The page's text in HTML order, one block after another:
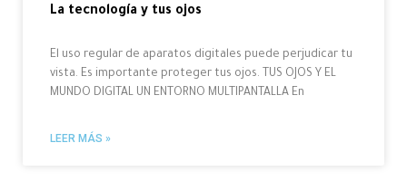
La tecnología y tus ojos
El uso regular de aparatos digitales puede perjudicar tu
vista. Es importante proteger tus ojos. TUS OJOS Y EL
MUNDO DIGITAL UN ENTORNO MULTIPANTALLA En
LEER MÁS »